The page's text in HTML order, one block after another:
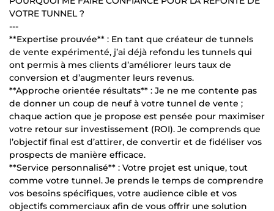
VOTRE TUNNEL ?
---
**Expertise prouvée** : En tant que créateur de tunnels
de vente expérimenté, j’ai déjà refondu les tunnels qui
ont permis à mes clients d’améliorer leurs taux de
conversion et d’augmenter leurs revenus.
**Approche orientée résultats** : Je ne me contente pas
de donner un coup de neuf à votre tunnel de vente ;
chaque action que je propose est pensée pour maximiser
votre retour sur investissement (ROI). Je comprends que
l’objectif final est d’attirer, de convertir et de fidéliser vos
prospects de manière efficace.
**Service personnalisé** : Votre projet est unique, tout
comme votre tunnel. Je prends le temps de comprendre
vos besoins spécifiques, votre audience cible et vos
objectifs commerciaux afin de vous offrir une solution